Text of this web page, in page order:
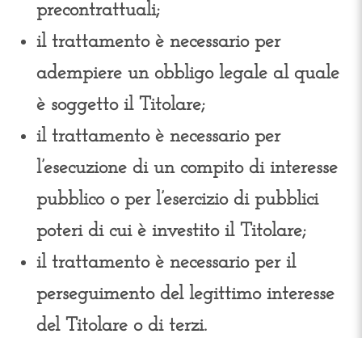
precontrattuali;
il trattamento è necessario per
adempiere un obbligo legale al quale
è soggetto il Titolare;
il trattamento è necessario per
l’esecuzione di un compito di interesse
pubblico o per l’esercizio di pubblici
poteri di cui è investito il Titolare;
il trattamento è necessario per il
perseguimento del legittimo interesse
del Titolare o di terzi.